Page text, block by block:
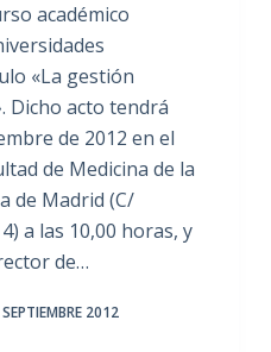
académico
«La gestión
Dicho acto tendrá
de 2012 en el
de Medicina de la
de Madrid (C/
a las 10,00 horas, y
de…
2012